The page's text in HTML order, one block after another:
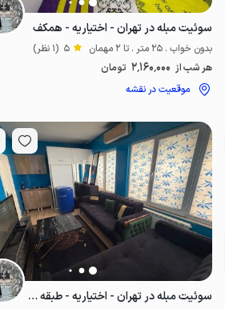
پت‌نواز
سوئیت مبله در تهران - اختیاریه - همکف
بدون خواب . 25 متر . تا 2 مهمان 5 (1 نظر)
هر شب از 2٬160٬000 تومان
موقعیت در نقشه
سوئیت مبله در تهران - اختیاریه - طبقه چهارم